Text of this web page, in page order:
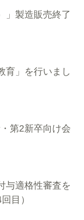
」製造販売終了
育」を行いまし
第2新卒向け会
与適格性審査を
目）